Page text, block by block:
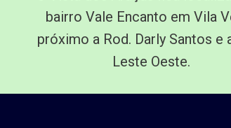
bairro Vale Encanto em Vila
próximo a Rod. Darly Santos e
Leste Oeste.